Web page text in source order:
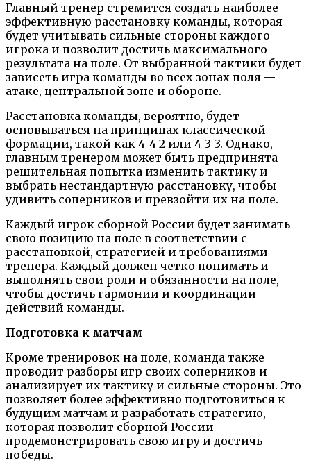
Главный тренер стремится создать наиболее
эффективную расстановку команды, которая
будет учитывать сильные стороны каждого
игрока и позволит достичь максимального
результата на поле. От выбранной тактики будет
зависеть игра команды во всех зонах поля —
атаке, центральной зоне и обороне.
Расстановка команды, вероятно, будет
основываться на принципах классической
формации, такой как 4-4-2 или 4-3-3. Однако,
главным тренером может быть предпринята
решительная попытка изменить тактику и
выбрать нестандартную расстановку, чтобы
удивить соперников и превзойти их на поле.
Каждый игрок сборной России будет занимать
свою позицию на поле в соответствии с
расстановкой, стратегией и требованиями
тренера. Каждый должен четко понимать и
выполнять свои роли и обязанности на поле,
чтобы достичь гармонии и координации
действий команды.
Подготовка к матчам
Кроме тренировок на поле, команда также
проводит разборы игр своих соперников и
анализирует их тактику и сильные стороны. Это
позволяет более эффективно подготовиться к
будущим матчам и разработать стратегию,
которая позволит сборной России
продемонстрировать свою игру и достичь
победы.